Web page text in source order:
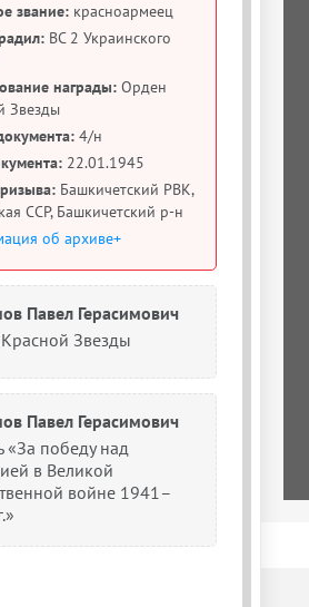
звание: красноармеец
ВС 2 Украинского
награды: Орден
Звезды
4/н
22.01.1945
Башкичетский РВК,
ССР, Башкичетский р-н
об архиве+
Павел Герасимович
Звезды
Павел Герасимович
«За победу над
в Великой
войне 1941–